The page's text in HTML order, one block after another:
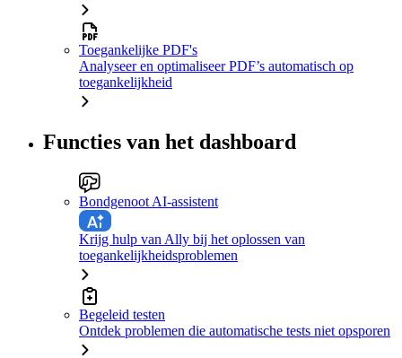
Toegankelijke PDF's
Analyseer en optimaliseer PDF’s automatisch op
toegankelijkheid
Functies van het dashboard
Bondgenoot AI-assistent
Krijg hulp van Ally bij het oplossen van
toegankelijkheidsproblemen
Begeleid testen
Ontdek problemen die automatische tests niet opsporen